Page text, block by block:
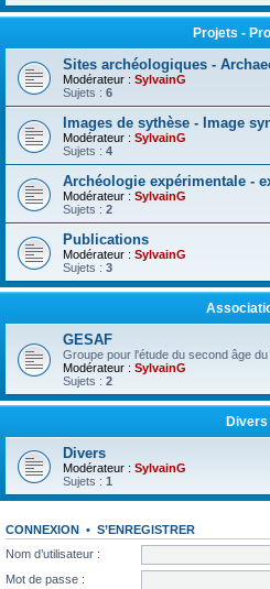
Projets -
Sites archéologiques -
Modérateur : SylvainG
Sujets : 6
Images de sythèse - Image
Modérateur : SylvainG
Sujets : 4
Archéologie expérimentale -
Modérateur : SylvainG
Sujets : 2
Publications
Modérateur : SylvainG
Sujets : 3
GESAF
Groupe pour l'étude du second âge
Modérateur : SylvainG
Sujets : 2
Divers
Divers
Modérateur : SylvainG
Sujets : 1
CONNEXION • S’ENREGISTRER
Nom d’utilisateur :
Mot de passe :